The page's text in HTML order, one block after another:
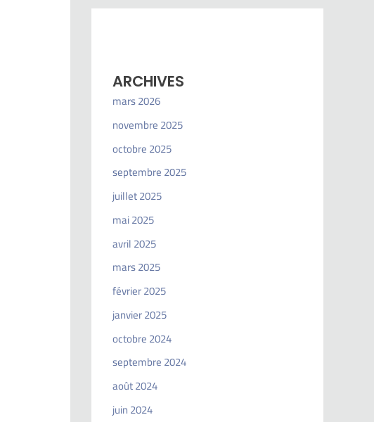
ARCHIVES
mars 2026
novembre 2025
octobre 2025
septembre 2025
juillet 2025
mai 2025
avril 2025
mars 2025
février 2025
janvier 2025
octobre 2024
septembre 2024
août 2024
juin 2024